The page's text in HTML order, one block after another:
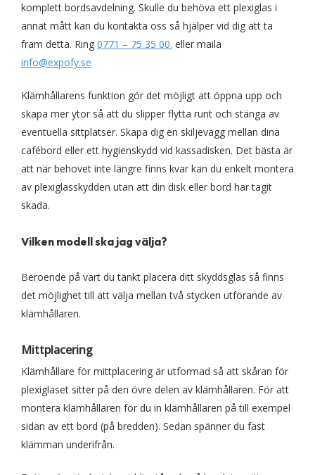
komplett bordsavdelning. Skulle du behöva ett plexiglas i
annat mått kan du kontakta oss så hjälper vid dig att ta
fram detta. Ring 0771 – 75 35 00. eller maila
info@expofy.se
Klämhållarens funktion gör det möjligt att öppna upp och
skapa mer ytor så att du slipper flytta runt och stänga av
eventuella sittplatser. Skapa dig en skiljevägg mellan dina
cafébord eller ett hygienskydd vid kassadisken. Det bästa är
att när behovet inte längre finns kvar kan du enkelt montera
av plexiglasskydden utan att din disk eller bord har tagit
skada.
Vilken modell ska jag välja?
Beroende på vart du tänkt placera ditt skyddsglas så finns
det möjlighet till att välja mellan två stycken utförande av
klämhållaren.
Mittplacering
Klämhållare för mittplacering är utformad så att skåran för
plexiglaset sitter på den övre delen av klämhållaren. För att
montera klämhållaren för du in klämhållaren på till exempel
sidan av ett bord (på bredden). Sedan spänner du fast
klämman underifrån.